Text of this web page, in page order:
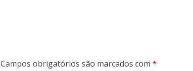
Campos obrigatórios são marcados com *